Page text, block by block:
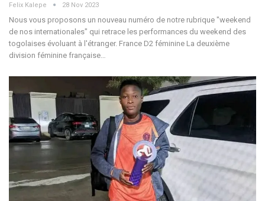
Felix Kalepe 28 Nov 2023
Nous vous proposons un nouveau numéro de notre rubrique "weekend
de nos internationales" qui retrace les performances du weekend des
togolaises évoluant à l'étranger. France D2 féminine La deuxième
division féminine française